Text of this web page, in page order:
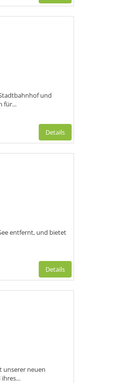
und
für...
Details
entfernt, und bietet
Details
unserer neuen